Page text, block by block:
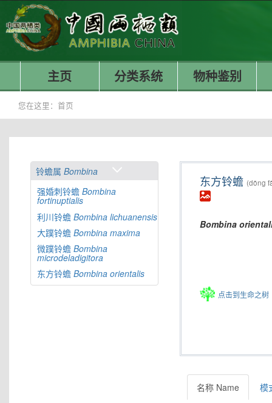
主页 分类系统 物种鉴别
您在这里： 首页
铃蟾属 Bombina
强婚刺铃蟾 Bombina
fortinuptialis
利川铃蟾 Bombina lichuanensis
大蹼铃蟾 Bombina maxima
微蹼铃蟾 Bombina
microdeladigitora
东方铃蟾 Bombina orientalis
东方铃蟾 (dōng
Bombina
点击到生命之树
名称 Name 模